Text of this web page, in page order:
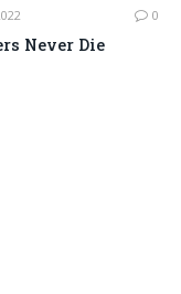
0
Never Die